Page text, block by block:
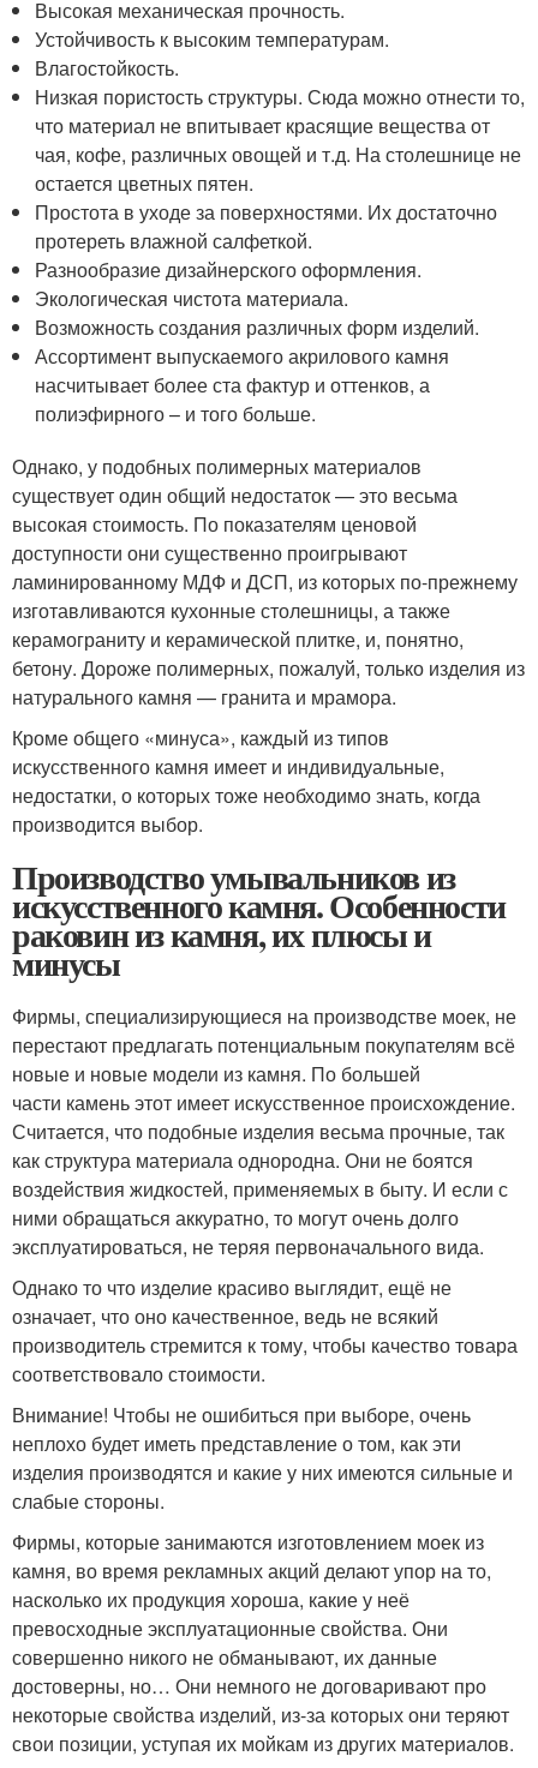
Высокая механическая прочность.
Устойчивость к высоким температурам.
Влагостойкость.
Низкая пористость структуры. Сюда можно отнести то,
что материал не впитывает красящие вещества от
чая, кофе, различных овощей и т.д. На столешнице не
остается цветных пятен.
Простота в уходе за поверхностями. Их достаточно
протереть влажной салфеткой.
Разнообразие дизайнерского оформления.
Экологическая чистота материала.
Возможность создания различных форм изделий.
Ассортимент выпускаемого акрилового камня
насчитывает более ста фактур и оттенков, а
полиэфирного – и того больше.
Однако, у подобных полимерных материалов
существует один общий недостаток — это весьма
высокая стоимость. По показателям ценовой
доступности они существенно проигрывают
ламинированному МДФ и ДСП, из которых по-прежнему
изготавливаются кухонные столешницы, а также
керамограниту и керамической плитке, и, понятно,
бетону. Дороже полимерных, пожалуй, только изделия из
натурального камня — гранита и мрамора.
Кроме общего «минуса», каждый из типов
искусственного камня имеет и индивидуальные,
недостатки, о которых тоже необходимо знать, когда
производится выбор.
Производство умывальников из
искусственного камня. Особенности
раковин из камня, их плюсы и
минусы
Фирмы, специализирующиеся на производстве моек, не
перестают предлагать потенциальным покупателям всё
новые и новые модели из камня. По большей
части камень этот имеет искусственное происхождение.
Считается, что подобные изделия весьма прочные, так
как структура материала однородна. Они не боятся
воздействия жидкостей, применяемых в быту. И если с
ними обращаться аккуратно, то могут очень долго
эксплуатироваться, не теряя первоначального вида.
Однако то что изделие красиво выглядит, ещё не
означает, что оно качественное, ведь не всякий
производитель стремится к тому, чтобы качество товара
соответствовало стоимости.
Внимание! Чтобы не ошибиться при выборе, очень
неплохо будет иметь представление о том, как эти
изделия производятся и какие у них имеются сильные и
слабые стороны.
Фирмы, которые занимаются изготовлением моек из
камня, во время рекламных акций делают упор на то,
насколько их продукция хороша, какие у неё
превосходные эксплуатационные свойства. Они
совершенно никого не обманывают, их данные
достоверны, но… Они немного не договаривают про
некоторые свойства изделий, из-за которых они теряют
свои позиции, уступая их мойкам из других материалов.